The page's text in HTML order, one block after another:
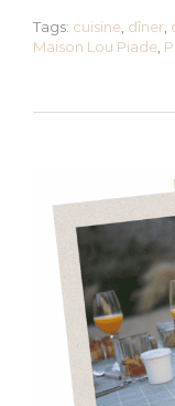
Tags: cuisine dîner
Maison Lou Piade